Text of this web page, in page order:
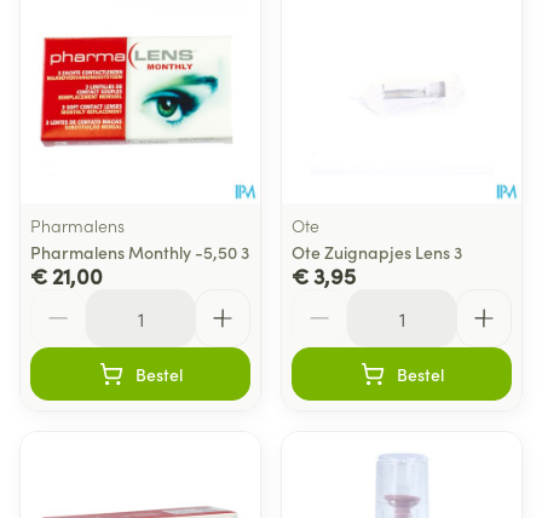
Pharmalens
Pharmalens Monthly -5,50 3
€ 21,00
Bestel
Ote
Ote Zuignapjes Lens 3
€ 3,95
Bestel